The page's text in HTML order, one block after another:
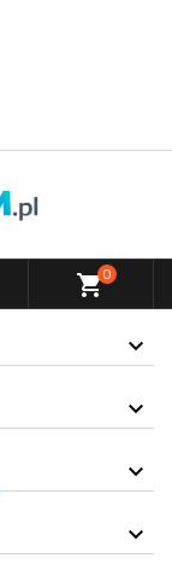
shopping_cart0